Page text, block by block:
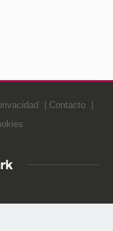
Contacto